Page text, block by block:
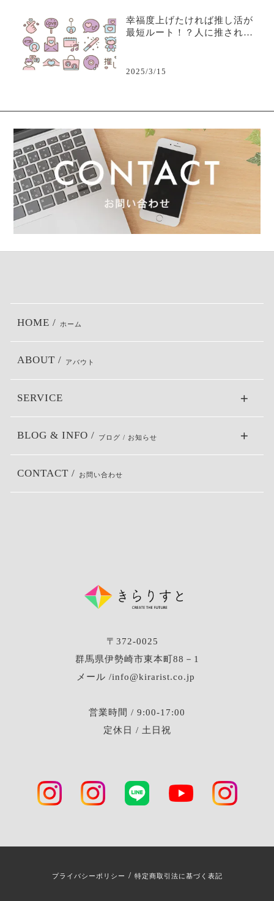
幸福度上げたければ推し活が
最短ルート！？人に推される
2025/3/15
〒372-0025
群馬県伊勢崎市東本町88－1
メール /info@kirarist.co.jp
営業時間 / 9:00-17:00
定休日 / 土日祝
HOME / ホーム
ABOUT / アバウト
SERVICE
BLOG & INFO / ブログ / お知らせ
CONTACT / お問い合わせ
プライバシーポリシー / 特定商取引法に基づく表記